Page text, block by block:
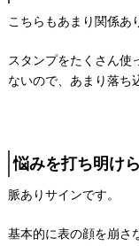
こちらもあまり関係あ
スタンプをたくさん使
ないので、あまり落ち
悩みを打ち明け
脈ありサインです。
基本的に表の顔を崩さ